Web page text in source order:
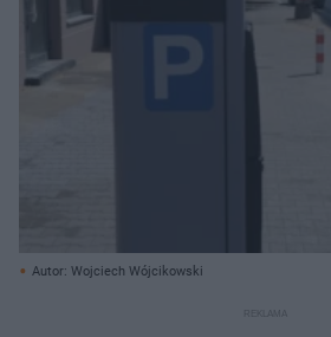
Autor: Wojciech Wójcikowski